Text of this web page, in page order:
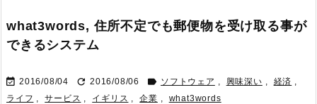
what3words, 住所不定でも郵便物を受け取る事が
できるシステム
 2016/08/04  2016/08/06  ソフトウェア , 興味深い , 経済 ,
ライフ , サービス , イギリス , 企業 , what3words